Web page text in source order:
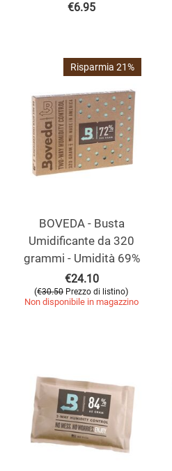
€6.95
Risparmia 21%
BOVEDA - Busta
Umidificante da 320
grammi - Umidità 69%
€24.10
(€30.50 Prezzo di listino)
Non disponibile in magazzino